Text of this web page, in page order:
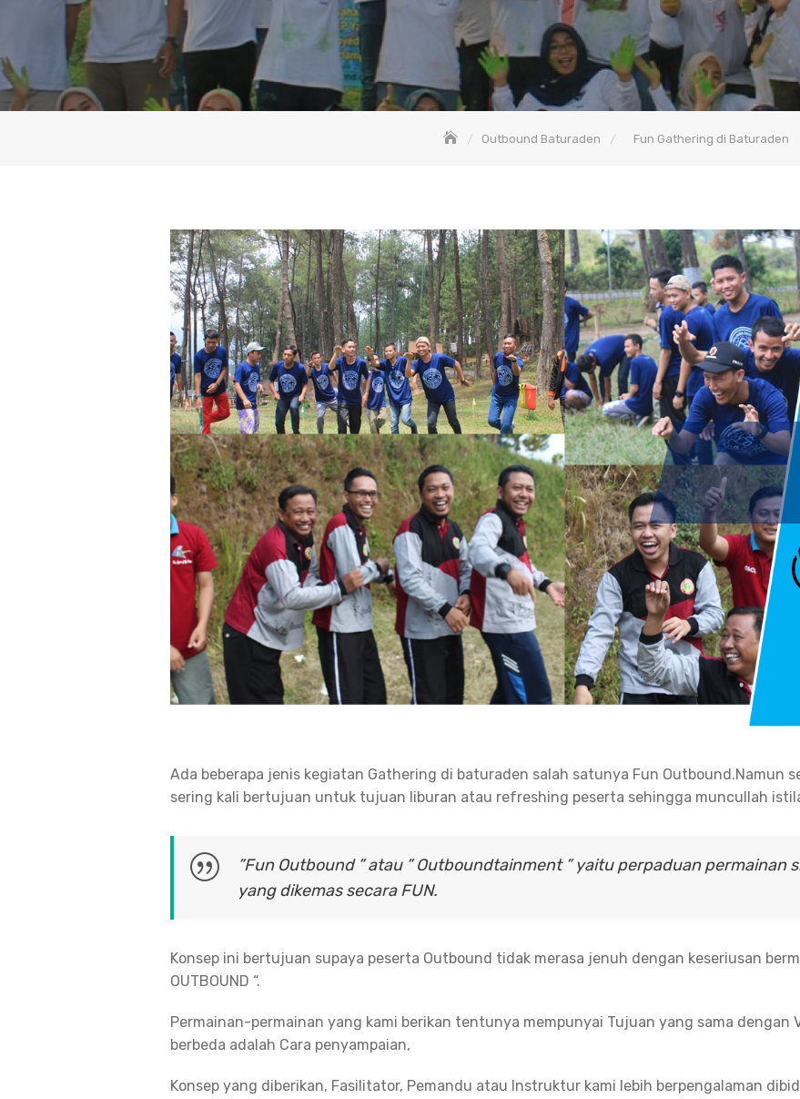
Outbound Baturaden Fun Gathering di Baturaden
Ada beberapa jenis kegiatan Gathering di baturaden salah satunya Fun Outbound.Namun
sering kali bertujuan untuk tujuan liburan atau refreshing peserta sehingga muncullah
”Fun Outbound ” atau ” Outboundtainment ” yaitu perpaduan
yang dikemas secara FUN.
Konsep ini bertujuan supaya peserta Outbound tidak merasa jenuh dengan keseriusan
OUTBOUND “.
Permainan-permainan yang kami berikan tentunya mempunyai Tujuan yang sama dengan
berbeda adalah Cara penyampaian,
Konsep yang diberikan, Fasilitator, Pemandu atau Instruktur kami lebih berpengalaman